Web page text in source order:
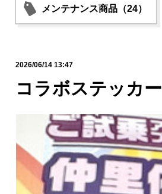
メンテナンス商品（24）
2026/06/14 13:47
コラボステッカー